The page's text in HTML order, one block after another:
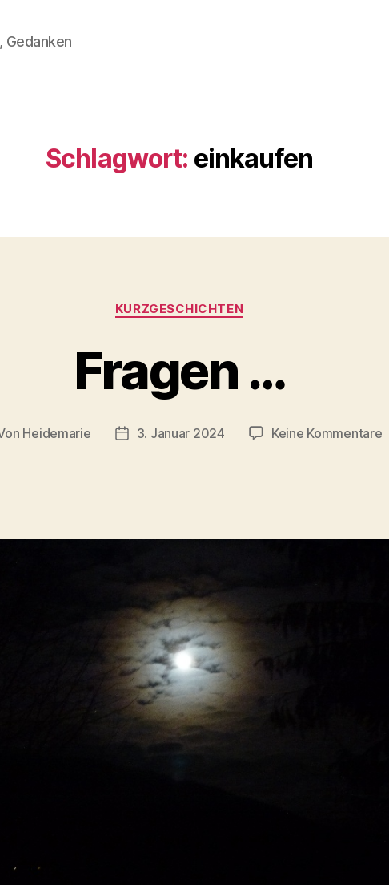
Gedanken
Schlagwort: einkaufen
Kategorien
KURZGESCHICHTEN
Fragen …
Heidemarie Veröffentlichungsdatum
3. Januar 2024 Keine Kommentarezu